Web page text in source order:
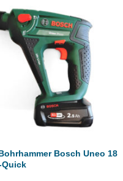
Bosch Uneo 18
Quick